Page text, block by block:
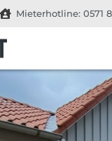
Mieterhotline: 0571